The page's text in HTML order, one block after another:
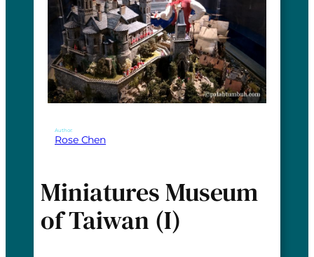
Author:
Rose Chen
Miniatures Museum
of Taiwan (I)